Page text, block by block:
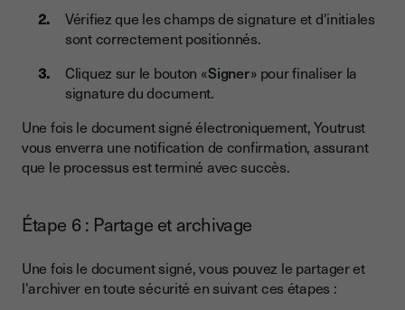
Vérifiez que les champs de signature et d'initiales
sont correctement positionnés.
Cliquez sur le bouton «Signer» pour finaliser la
signature du document.
Une fois le document signé électroniquement, Youtrust
vous enverra une notification de confirmation, assurant
que le processus est terminé avec succès.
Étape 6 : Partage et archivage
Une fois le document signé, vous pouvez le partager et
l'archiver en toute sécurité en suivant ces étapes :